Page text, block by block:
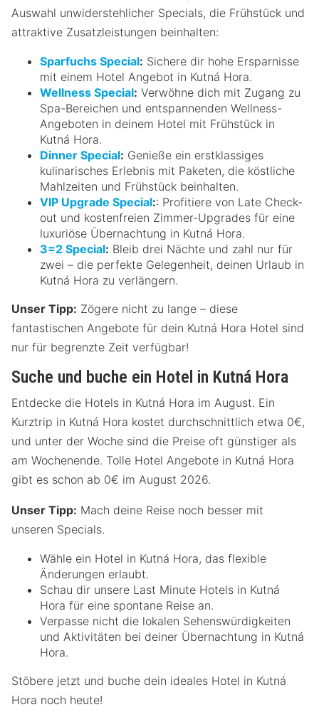
Auswahl unwiderstehlicher Specials, die Frühstück und
attraktive Zusatzleistungen beinhalten:
Sparfuchs Special: Sichere dir hohe Ersparnisse
mit einem Hotel Angebot in Kutná Hora.
Wellness Special: Verwöhne dich mit Zugang zu
Spa-Bereichen und entspannenden Wellness-
Angeboten in deinem Hotel mit Frühstück in
Kutná Hora.
Dinner Special: Genieße ein erstklassiges
kulinarisches Erlebnis mit Paketen, die köstliche
Mahlzeiten und Frühstück beinhalten.
VIP Upgrade Special:: Profitiere von Late Check-
out und kostenfreien Zimmer-Upgrades für eine
luxuriöse Übernachtung in Kutná Hora.
3=2 Special: Bleib drei Nächte und zahl nur für
zwei – die perfekte Gelegenheit, deinen Urlaub in
Kutná Hora zu verlängern.
Unser Tipp: Zögere nicht zu lange – diese
fantastischen Angebote für dein Kutná Hora Hotel sind
nur für begrenzte Zeit verfügbar!
Suche und buche ein Hotel in Kutná Hora
Entdecke die Hotels in Kutná Hora im August. Ein
Kurztrip in Kutná Hora kostet durchschnittlich etwa 0€,
und unter der Woche sind die Preise oft günstiger als
am Wochenende. Tolle Hotel Angebote in Kutná Hora
gibt es schon ab 0€ im August 2026.
Unser Tipp: Mach deine Reise noch besser mit
unseren Specials.
Wähle ein Hotel in Kutná Hora, das flexible
Änderungen erlaubt.
Schau dir unsere Last Minute Hotels in Kutná
Hora für eine spontane Reise an.
Verpasse nicht die lokalen Sehenswürdigkeiten
und Aktivitäten bei deiner Übernachtung in Kutná
Hora.
Stöbere jetzt und buche dein ideales Hotel in Kutná
Hora noch heute!